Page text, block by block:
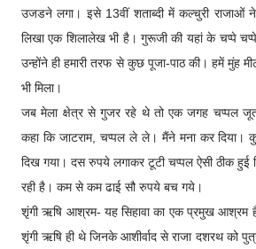
उजडने लगा। इसे 13वीं शताब्दी में कल्चुरी राजाओं ने
लिखा एक शिलालेख भी है। गुरूजी की यहां के चप्पे
उन्होंने ही हमारी तरफ से कुछ पूजा-पाठ की। हमें मुंह
भी मिला।
जब मेला क्षेत्र से गुजर रहे थे तो एक जगह चप्पल
कहा कि जाटराम, चप्पल ले ले। मैंने मना कर दिया।
दिख गया। दस रुपये लगाकर टूटी चप्पल ऐसी ठीक
रही है। कम से कम ढाई सौ रुपये बच गये।
शृंगी ऋषि आश्रम- यह सिहावा का एक प्रमुख आश्रम
शृंगी ऋषि ही थे जिनके आशीर्वाद से राजा दशरथ को